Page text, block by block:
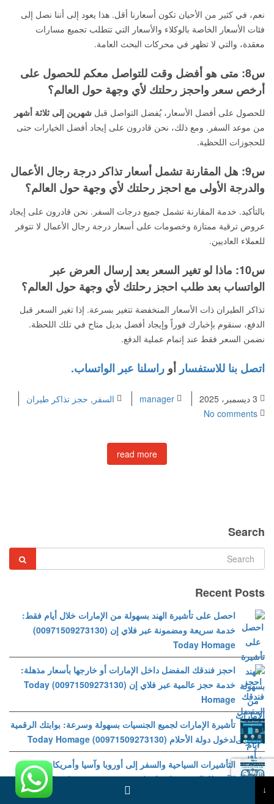
نعم، في كثير من الأحيان تكون أسعارنا أقل. هذا يعود إلى أننا نصل إلى
فئات الأسعار الخاصة بالوكلاء والأسعار التي تتطلب تجميع مسارات
معقدة، والتي لا تظهر في محركات البحث العامة.
س8: متى هو أفضل وقت للتواصل معكم للحصول على
أرخص سعر واحجز رحلتك لأي وجهة حول العالم؟
للحصول على أفضل الأسعار، يُفضل التواصل قبل شهرين إلى ثلاثة أشهر
من موعد السفر. ومع ذلك، نحن قادرون على إيجاد أفضل الخيارات حتى
للحجوزات اللحظية.
س9: هل المقارنة تشمل أسعار تذاكر درجة رجال الأعمال
والدرجة الأولى مع احجز رحلتك لأي وجهة حول العالم؟
بالتأكيد. خدمة المقارنة تشمل جميع درجات السفر. نحن قادرون على إيجاد
عروض ترقية ممتازة وخصومات على أسعار درجة رجال الأعمال لا تتوفر
للعملاء العاديين.
س10: ماذا لو تغير السعر بعد إرسال العرض عبر
الواتساب بعد طلب احجز رحلتك لأي وجهة حول العالم؟
تذاكر الطيران ذات الأسعار المنخفضة تتغير بسرعة. إذا تغير السعر قبل
الدفع، سنقوم بإخبارك فوراً وإيجاد أفضل بديل متاح في تلك اللحظة.
نضمن السعر فقط عند إتمام عملية الدفع.
اتصل بنا للاستفسار أو راسلنا عبر الواتساب.
manager السفر , حجز تذاكر طيران
No comments
read more
Search
Recent Posts
احصل على تأشيرة الهند بسهولة من الإمارات خلال أيام فقط:
خدمة سريعة ومضمونة عبر فلاي إن (00971509273130)
Today Homage
احجز فندقك المفضل داخل الإمارات أو خارجها بأسعار مذهلة:
خدمة حجز عالمية عبر فلاي إن (00971509273130) Today
Homage
تأشيرة الإمارات لجميع الجنسيات بسهولة وسرعة: بوابتك الرقمية
لدخول دولة الأحلام (00971509273130) Today Homage
التأشيرات السياحية والسفر إلى أوروبا وآسيا وأمريكا: بوابتك
الآمنة للعالم عبر فلاي إن (009971564181812) Today
↓